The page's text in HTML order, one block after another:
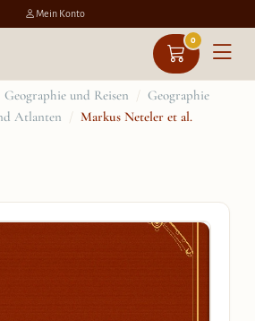
Mein Konto
0
Geographie und Reisen / Geographie
Atlanten / Markus Neteler et al.